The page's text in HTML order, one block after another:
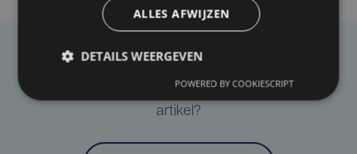
Taalfout opgemerkt?
Heb je een taal- of schrijffout opgemerkt in dit
artikel?
ALLES AFWIJZEN
DETAILS WEERGEVEN
POWERED BY COOKIESCRIPT